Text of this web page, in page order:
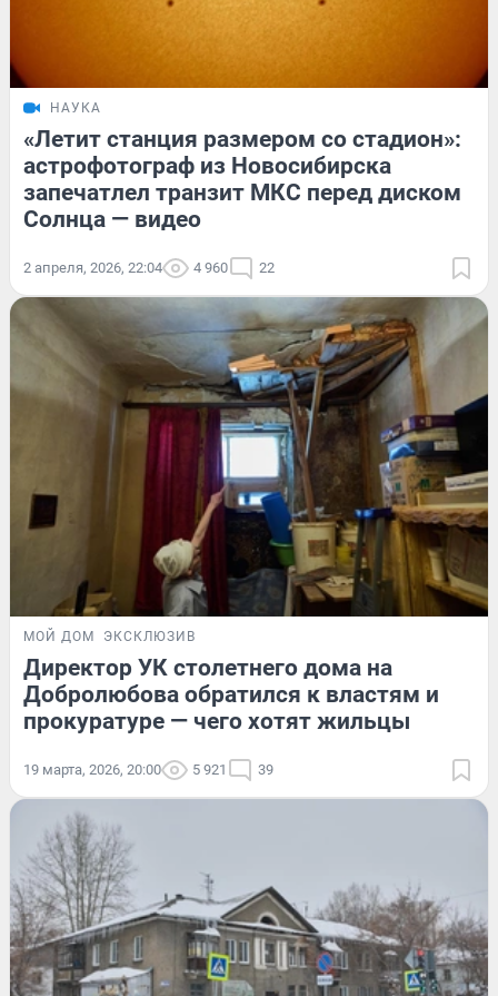
НАУКА
«Летит станция размером со стадион»:
астрофотограф из Новосибирска
запечатлел транзит МКС перед диском
Солнца — видео
2 апреля, 2026, 22:04 4 960 22
МОЙ ДОМ ЭКСКЛЮЗИВ
Директор УК столетнего дома на
Добролюбова обратился к властям и
прокуратуре — чего хотят жильцы
19 марта, 2026, 20:00 5 921 39